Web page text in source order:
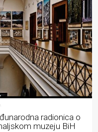
radionica o
muzeju BiH